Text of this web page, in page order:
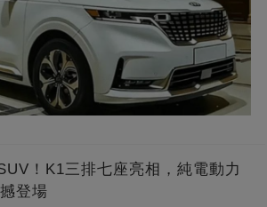
！K1三排七座亮相，純電動力
登場